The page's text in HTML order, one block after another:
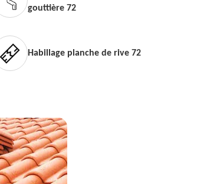
gouttière 72
Habillage planche de rive 72